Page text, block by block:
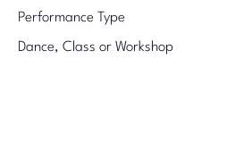
Performance Type
Dance, Class or Workshop